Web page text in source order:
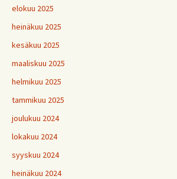
elokuu 2025
heinäkuu 2025
kesäkuu 2025
maaliskuu 2025
helmikuu 2025
tammikuu 2025
joulukuu 2024
lokakuu 2024
syyskuu 2024
heinäkuu 2024